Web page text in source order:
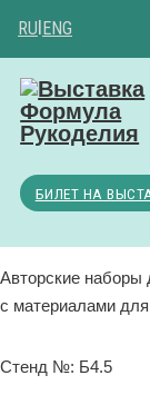
RU ENG
БИЛЕТ НА
Авторские наборы
с материалами для
Стенд №: Б4.5